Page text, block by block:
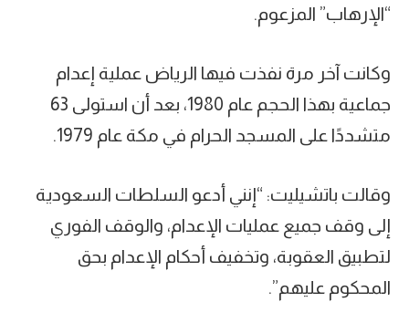
“الإرهاب” المزعوم.
وكانت آخر مرة نفذت فيها الرياض عملية إعدام
جماعية بهذا الحجم عام 1980، بعد أن استولى 63
متشددًا على المسجد الحرام في مكة عام 1979.
وقالت باتشيليت: “إنني أدعو السلطات السعودية
إلى وقف جميع عمليات الإعدام، والوقف الفوري
لتطبيق العقوبة، وتخفيف أحكام الإعدام بحق
المحكوم عليهم”.